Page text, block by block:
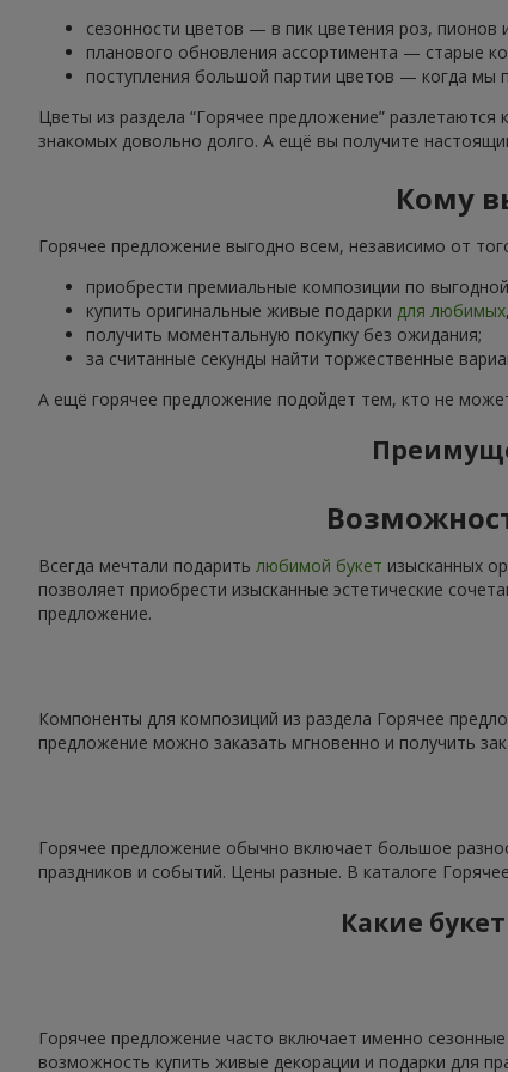
сезонности цветов — в пик цветения роз, пионов
планового обновления ассортимента — старые
поступления большой партии цветов — когда мы
Цветы из раздела “Горячее предложение”
знакомых довольно долго. А ещё вы получите
Кому
Горячее предложение выгодно всем, независимо от
приобрести премиальные композиции по
купить оригинальные живые подарки для любимых
получить моментальную покупку без ожидания;
за считанные секунды найти торжественные
А ещё горячее предложение подойдет тем, кто не
Всегда мечтали подарить любимой букет изысканных
позволяет приобрести изысканные эстетические
предложение.
Компоненты для композиций из раздела Горячее
предложение можно заказать мгновенно и получить
Горячее предложение обычно включает большое
праздников и событий. Цены разные. В каталоге
Какие
Горячее предложение часто включает именно
возможность купить живые декорации и подарки для